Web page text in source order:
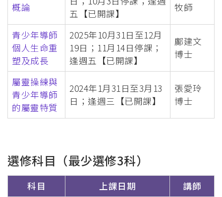
概論
五【已開課】
牧師
青少年導師
個人生命重
塑及成長
2025年10月31日至12月
19日；11月14日停課；
逢週五【已開課】
鄺建文
博士
屬靈操練與
青少年導師
的屬靈特質
2024年1月31日至3月13
日；逢週三【已開課】
張愛玲
博士
選修科目 （最少選修3科）
科目 上課日期
講師